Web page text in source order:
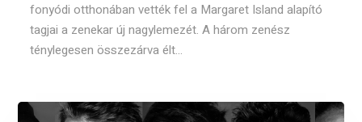
fonyódi otthonában vették fel a Margaret Island alapító
tagjai a zenekar új nagylemezét. A három zenész
ténylegesen összezárva élt...